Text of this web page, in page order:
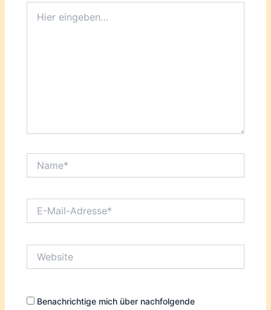
eingeben…
Mail-
Benachrichtige mich über nachfolgende